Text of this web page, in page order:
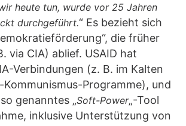
heute tun, wurde vor 25 Jahren
durchgeführt.“ Es bezieht sich
die früher
via CIA) ablief. USAID hat
Verbindungen (z. B. im Kalten
Programme), und
genanntes „Soft-Power„-Tool
inklusive Unterstützung von